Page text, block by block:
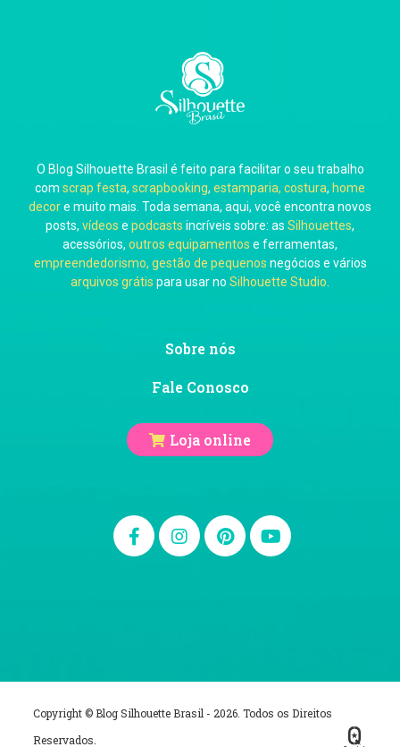
Carla Eschberger
Carol Pessoa
Ju Mirthes
O Blog Silhouette Brasil é feito para facilitar o seu trabalho
com scrap festa, scrapbooking, estamparia, costura, home
decore muito mais. Toda semana, aqui, você encontra novos
posts, vídeos e podcasts incríveis sobre: as Silhouettes,
acessórios, outros equipamentos e ferramentas,
empreendedorismo, gestão de pequenos negócios e vários
arquivos grátis para usar no Silhouette Studio.
Sobre nós
Fale Conosco
Loja online
Copyright © Blog Silhouette Brasil - 2026. Todos os Direitos
Reservados.